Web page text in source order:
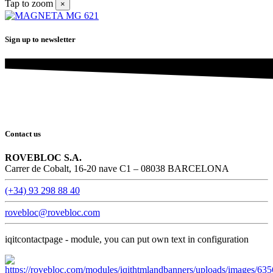
Tap to zoom ×
Sign up to newsletter
Contact us
ROVEBLOC S.A.
Carrer de Cobalt, 16-20 nave C1 – 08038 BARCELONA
(+34) 93 298 88 40
rovebloc@rovebloc.com
iqitcontactpage - module, you can put own text in configuration